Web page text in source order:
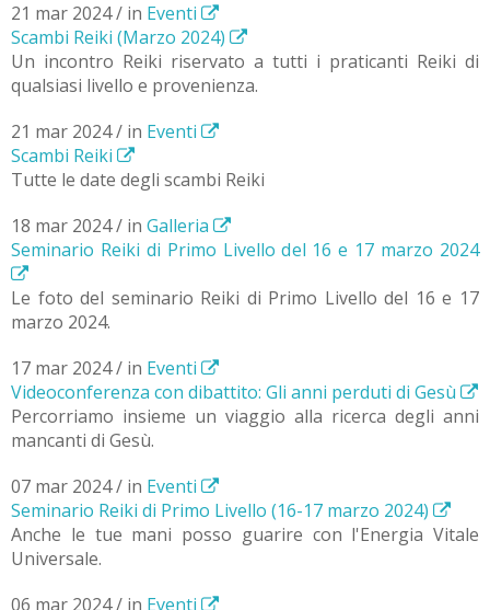
21 mar 2024 / in Eventi
Scambi Reiki (Marzo 2024)
Un incontro Reiki riservato a tutti i praticanti Reiki di
qualsiasi livello e provenienza.
21 mar 2024 / in Eventi
Scambi Reiki
Tutte le date degli scambi Reiki
18 mar 2024 / in Galleria
Seminario Reiki di Primo Livello del 16 e 17 marzo 2024
Le foto del seminario Reiki di Primo Livello del 16 e 17
marzo 2024.
17 mar 2024 / in Eventi
Videoconferenza con dibattito: Gli anni perduti di Gesù
Percorriamo insieme un viaggio alla ricerca degli anni
mancanti di Gesù.
07 mar 2024 / in Eventi
Seminario Reiki di Primo Livello (16-17 marzo 2024)
Anche le tue mani posso guarire con l'Energia Vitale
Universale.
06 mar 2024 / in Eventi